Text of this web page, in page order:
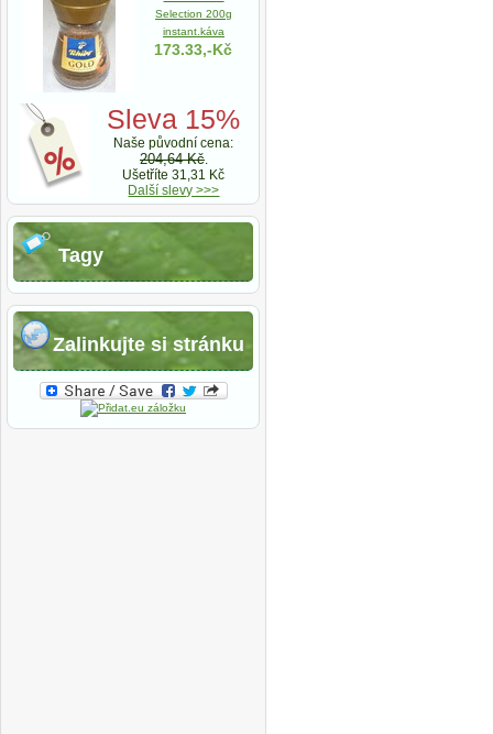
Selection 200g
instant.káva
173.33,-Kč
Sleva 15%
Naše původní cena:
204,64 Kč.
Ušetříte 31,31 Kč
Další slevy >>>
Tagy
Zalinkujte si stránku